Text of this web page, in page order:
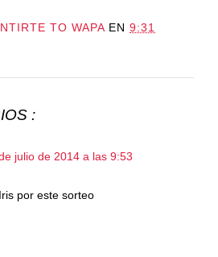
TO WAPA EN 9:31
:
julio de 2014 a las 9:53
por este sorteo